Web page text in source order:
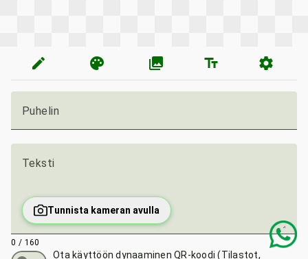
edit palette photo_library text_fields settings
Puhelin
Teksti
Tunnista kameran avulla
0 / 160
Ota käyttöön dynaaminen QR-koodi (Tilastot,